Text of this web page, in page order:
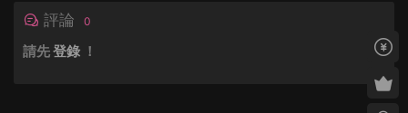
評論 0
請先登錄 ！